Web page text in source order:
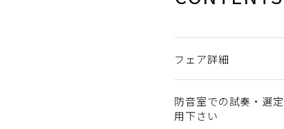
フェア詳細
防音室での試奏・選
用下さい